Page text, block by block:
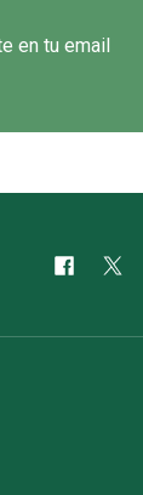
en tu email